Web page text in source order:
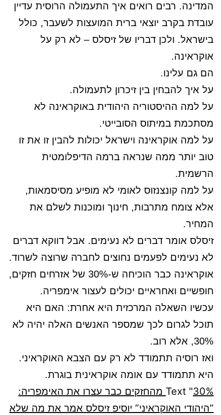
המדינה. רבים רואים איך התעמולה הרוסית עדיין
עובדת בקרב יוצאי ברית המועצות לשעבר, כולל
בישראל. ולכן דבריו של זיסלס – לא רק על
אוקראינה.
הם גם עלינו.
על איך להבחין בין זיכרון לתעמולה.
על למה ההיסטוריה היהודית באוקראינה לא
מסתכמת במיתוס הסובייטי.
על למה אוקראינה וישראל יכולות להבין זו את זו
טוב יותר ממה שנראה ברמה הדיפלומטית
הרשמית.
על למה קונצנזוס לאומי לא מופיע מסיסמאות,
אלא צומח מתרבות, חינוך ומוכנות לשלם את
המחיר.
זיסלס אומר דברים לא נעימים. אבל דווקא דברים
לא נעימים לפעמים נחוצים לחברה שרוצה לשרוד.
אוקראינה כבר הוכיחה ש-30% של אזרחים חזקים,
חופשיים ואחראיים יכולים לעצור אימפריה.
עכשיו השאלה המרכזית היא אחרת: האם היא
תוכל לגרום לכך שמספר האנשים האלה יהיה לא
30%, אלא רוב.
ואז רוסיה תתמודד לא רק עם הצבא האוקראיני.
היא תתמודד עם אומה אוקראינית בוגרת.
Text " 30% מהחזקים כבר עצרו את האימפריה:
“היהודי האוקראיני” יוסיפ זיסלס אמר את מה שלא